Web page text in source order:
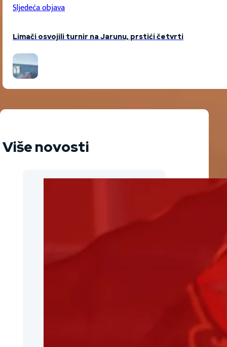
Sljedeća objava
Limači osvojili turnir na Jarunu, prstići četvrti
Više novosti